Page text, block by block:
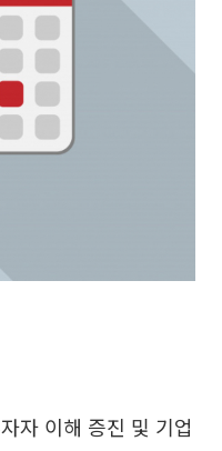
자 이해 증진 및 기업